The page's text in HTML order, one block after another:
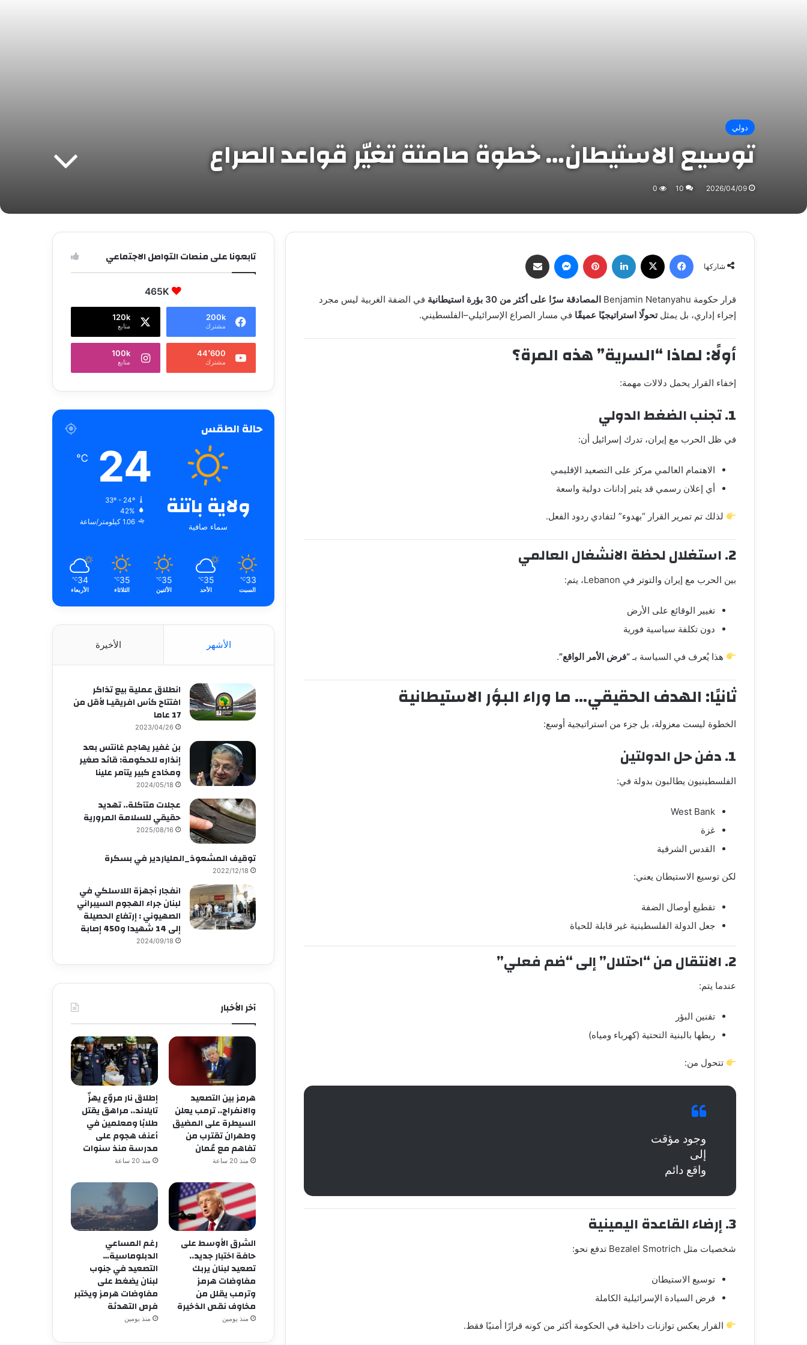
دولي
توسيع الاستيطان… خطوة صامتة تغيّر قواعد الصراع
2026/04/09
10
0
شاركها
فيسبوك لينكدإن بينتيريست ماسنجر
قرار حكومة Benjamin Netanyahu المصادقة سرًا على أكثر من 30 بؤرة استيطانية
في الضفة الغربية ليس مجرد
إجراء إداري، بل يمثلتحولًا استراتيجيًا عميقًا في مسار الصراع الإسرائيلي–الفلسطيني.
أولًا: لماذا “السرية” هذه المرة؟
إخفاء القرار يحمل دلالات مهمة:
1. تجنب الضغط الدولي
في ظل الحرب مع إيران، تدرك إسرائيل أن:
الاهتمام العالمي مركز على التصعيد الإقليمي
أي إعلان رسمي قد يثير إدانات دولية واسعة
لذلك تم تمرير القرار “بهدوء” لتفادي ردود الفعل.
2. استغلال لحظة الانشغال العالمي
بين الحرب مع إيران والتوتر في Lebanon، يتم:
تغيير الوقائع على الأرض
دون تكلفة سياسية فورية
هذا يُعرف في السياسة بـ“فرض الأمر الواقع”.
ثانيًا: الهدف الحقيقي… ما وراء البؤر الاستيطانية
الخطوة ليست معزولة، بل جزء من استراتيجية أوسع:
1. دفن حل الدولتين
الفلسطينيون يطالبون بدولة في:
West Bank
غزة
القدس الشرقية
لكن توسيع الاستيطان يعني:
تقطيع أوصال الضفة
جعل الدولة الفلسطينية غير قابلة للحياة
2. الانتقال من “احتلال” إلى “ضم فعلي”
عندما يتم:
تقنين البؤر
ربطها بالبنية التحتية (كهرباء ومياه)
تتحول من:
وجود مؤقت
إلى
واقع دائم
3. إرضاء القاعدة اليمينية
شخصيات مثل Bezalel Smotrich تدفع نحو:
توسيع الاستيطان
فرض السيادة الإسرائيلية الكاملة
القرار يعكس توازنات داخلية في الحكومة أكثر من كونه قرارًا أمنيًا فقط.
تابعونا على منصات التواصل الاجتماعي
465K
200k
مشترك
120k
متابع
44٬600
مشترك
100k
متابع
حالة الطقس
ولاية باتنة
سماء صافية
24
℃
33º - 24º
42%
1.06 كيلومتر/ساعة
33
℃
السبت
35
℃
الأحد
35
℃
الأثنين
35
℃
الثلاثاء
34
℃
الأربعاء
الأشهر الأخيرة
انطلاق عملية بيع تذاكر
افتتاح كأس افريقيـا لأقل من
17 عاما
2023/04/26
بن غفير يهاجم غانتس بعد
إنذاره للحكومة: قائد صغير
ومخادع كبير يتآمر علينا
2024/05/18
عجلات متآكلة.. تهديد
حقيقي للسلامة المرورية
2025/08/16
توقيف المشعوذ_الملياردير في بسكرة
2022/12/18
انفجار أجهزة اللاسلكي في
لبنان جراء الهجوم السيبراني
الصهيوني : إرتفاع الحصيلة
إلى 14 شهيدا و450 إصابة
2024/09/18
آخر الأخبار
هرمز بين التصعيد
والانفراج.. ترمب يعلن
السيطرة على المضيق
وطهران تقترب من
تفاهم مع عُمان
منذ 20 ساعة
إطلاق نار مروّع يهزّ
تايلاند.. مراهق يقتل
طلابًا ومعلمين في
أعنف هجوم على
مدرسة منذ سنوات
منذ 20 ساعة
الشرق الأوسط على
حافة اختبار جديد..
تصعيد لبنان يربك
مفاوضات هرمز
وترمب يقلل من
مخاوف نقص الذخيرة
منذ يومين
رغم المساعي
الدبلوماسية…
التصعيد في جنوب
لبنان يضغط على
مفاوضات هرمز ويختبر
فرص التهدئة
منذ يومين